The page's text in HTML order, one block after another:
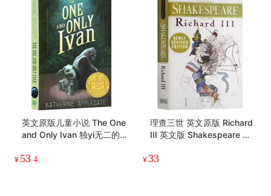
英文原版儿童小说 The One
and Only Ivan 独yi无二的伊
儿童文学阅读 正版进口书
¥ 53.4
理查三世 英文原版 Richard
III 英文版 Shakespeare 莎
获奖电影剧本 进口文学书籍
¥33